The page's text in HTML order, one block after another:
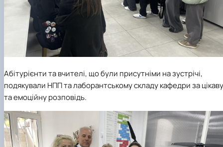
Абітурієнти та вчителі, що були присутніми на зустрічі,
подякували НПП та лаборантському складу кафедри за цікаву
та емоційну розповідь.